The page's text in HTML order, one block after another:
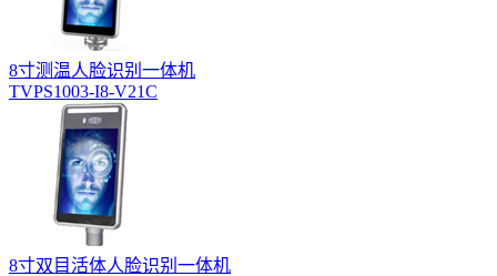
8寸测温人脸识别一体机
TVPS1003-I8-V21C
8寸双目活体人脸识别一体机